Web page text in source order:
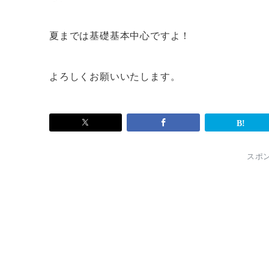
夏までは基礎基本中心ですよ！
よろしくお願いいたします。
スポ